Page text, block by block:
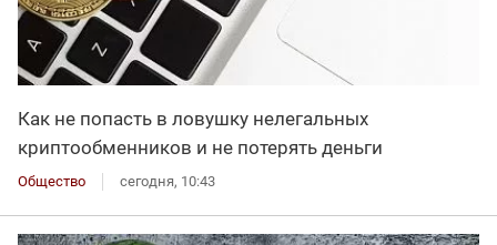
Как не попасть в ловушку нелегальных
криптообменников и не потерять деньги
Общество сегодня, 10:43